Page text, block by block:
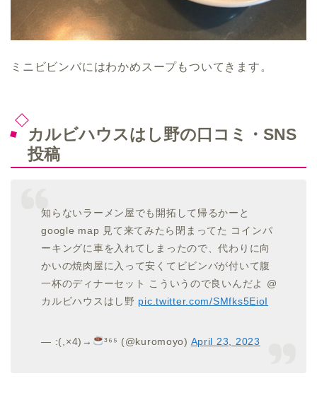
ミニビビンバにはわかめスープもついてきます。
カルビハウスはし野の口コミ・SNS
投稿
知らないラーメン屋でも開拓して帰るかーと
google map 見て来てみたら閉まってた コインパ
ーキングに車を入れてしまったので、代わりに向
かいの焼肉屋に入って安くてビビンバが付いて腹
一杯のディナーセット こういうので良いんだよ @
カルビハウスはし野 pic.twitter.com/SMfks5EioI
— :(,×4)→ ³⁶⁵ (@kuromoyo) April 23, 2023